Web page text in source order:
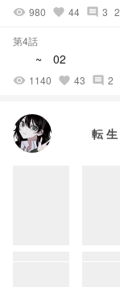
visibility 980 favorite 44 comment 3
第4話
~ 02
visibility 1140 favorite 43 comment 2
転 生